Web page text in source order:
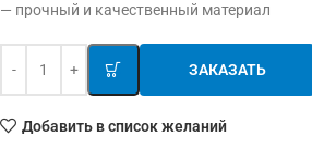
— прочный и качественный материал
ЗАКАЗАТЬ
Добавить в список желаний